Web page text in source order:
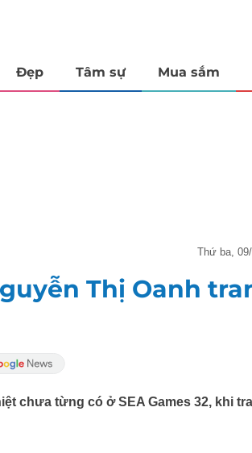
Đẹp Tâm sự Mua sắm
thứ ba,
Thị Oanh
chưa từng có ở SEA Games 32, khi